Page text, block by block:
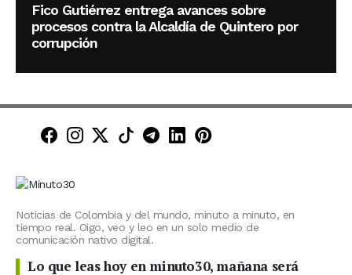
Fico Gutiérrez entrega avances sobre
procesos contra la Alcaldía de Quintero por
corrupción
Minuto30 en Facebook
Minuto30 en Instagram
Minuto30 en X (Twitter)
Minuto30 en TikTok
Canal de Minuto30 en
Minuto30 en LinkedIn
Minuto30 en
Noticias de Colombia y del mundo, minuto a minuto, en
tiempo real. Oigo, veo y leo en un solo medio de
comunicación nativo digital.
Lo que leas hoy en minuto30, mañana será